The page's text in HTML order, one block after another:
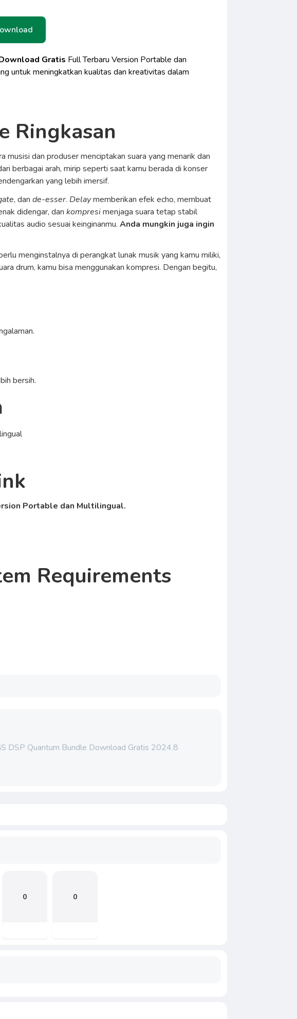
Gratis Full Terbaru Version Portable dan
untuk meningkatkan kualitas dan kreativitas dalam
Ringkasan
dan produser menciptakan suara yang menarik dan
berbagai arah, mirip seperti saat kamu berada di konser
yang lebih imersif.
, dande-esser. Delaymemberikan efek echo, membuat
didengar, dankompresimenjaga suara tetap stabil
audio sesuai keinginanmu.Anda mungkin juga ingin
menginstalnya di perangkat lunak musik yang kamu miliki,
drum, kamu bisa menggunakan kompresi. Dengan begitu,
bersih.
Portable dan Multilingual.
Requirements
DSP Quantum Bundle Download Gratis 2024.8
0 0